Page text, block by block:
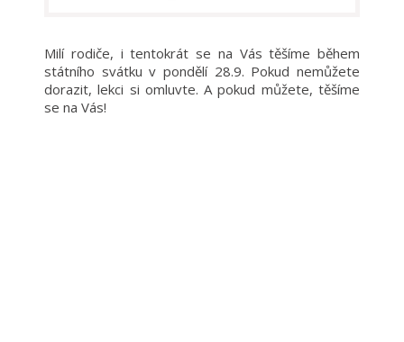
Milí rodiče, i tentokrát se na Vás těšíme během
státního svátku v pondělí 28.9. Pokud nemůžete
dorazit, lekci si omluvte. A pokud můžete, těšíme
se na Vás!